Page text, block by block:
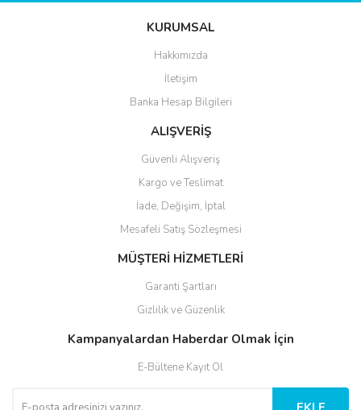
KURUMSAL
Hakkımızda
İletişim
Banka Hesap Bilgileri
ALIŞVERİŞ
Güvenli Alışveriş
Kargo ve Teslimat
İade, Değişim, İptal
Mesafeli Satış Sözleşmesi
MÜŞTERİ HİZMETLERİ
Garanti Şartları
Gizlilik ve Güzenlik
Kampanyalardan Haberdar Olmak İçin
E-Bültene Kayıt Ol